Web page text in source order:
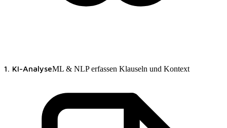
1. KI-AnalyseML & NLP erfassen Klauseln und Kontext